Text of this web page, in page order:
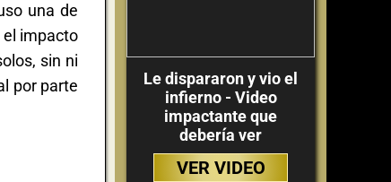
una de
el impacto
sin ni
por parte
Le dispararon y vio el
infierno - Video
impactante que
debería ver
VER VIDEO